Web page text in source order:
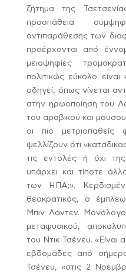
ζήτημα της
προσπάθεια
αντιπαράθεσης των
προέρχονται από
μειοψηφίες
πολιτικώς εύκολο είναι
οδηγεί, όπως γίνεται
στην ηρωοποίηση του
του αραβικού και
οι πιο
ψελλίζουν ότι
τις εντολές ή όχι
υπάρχει και τίποτε
των ΗΠΑ;».
θεοκρατικός, ο
Μπιν Λάντεν.
μεταφυσικού,
του Ντικ Τσένευ. «Είναι
εβδομάδες από
Τσένευ, «στις 2